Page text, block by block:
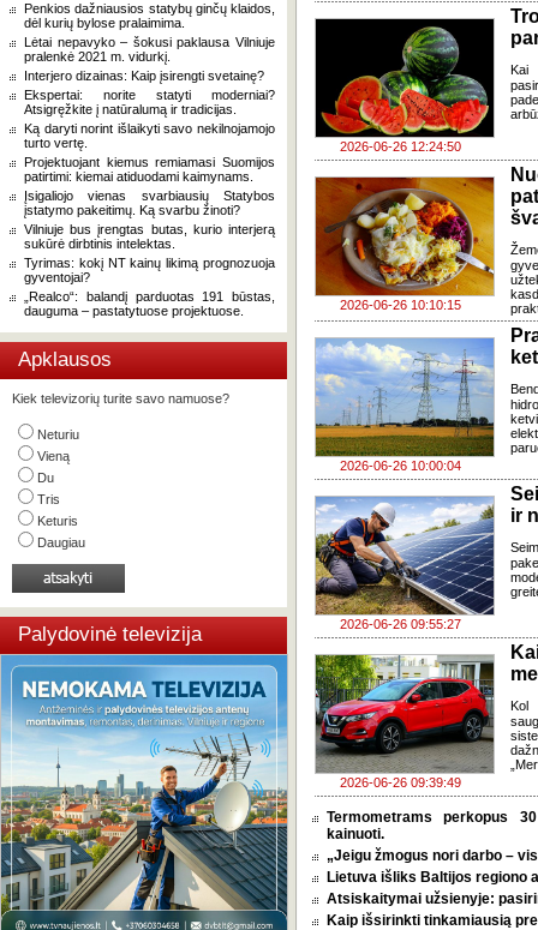
Penkios dažniausios statybų ginčų klaidos,
dėl kurių bylose pralaimima.
Lėtai nepavyko – šokusi paklausa Vilniuje
pralenkė 2021 m. vidurkį.
Interjero dizainas: Kaip įsirengti svetainę?
Ekspertai: norite statyti moderniai?
Atsigręžkite į natūralumą ir tradicijas.
Ką daryti norint išlaikyti savo nekilnojamojo
turto vertę.
Projektuojant kiemus remiamasi Suomijos
patirtimi: kiemai atiduodami kaimynams.
Įsigaliojo vienas svarbiausių Statybos
įstatymo pakeitimų. Ką svarbu žinoti?
Vilniuje bus įrengtas butas, kurio interjerą
sukūrė dirbtinis intelektas.
Tyrimas: kokį NT kainų likimą prognozuoja
gyventojai?
„Realco“: balandį parduotas 191 būstas,
dauguma – pastatytuose projektuose.
Apklausos
Kiek televizorių turite savo namuose?
Neturiu
Vieną
Du
Tris
Keturis
Daugiau
Palydovinė televizija
2026-06-26 12:24:50
Kai
2026-06-26 10:10:15
2026-06-26 10:00:04
2026-06-26 09:55:27
ir
2026-06-26 09:39:49
Kol
Termometrams perkopus
kainuoti.
„Jeigu žmogus nori darbo –
Lietuva išliks Baltijos regiono
Atsiskaitymai užsienyje:
Kaip išsirinkti tinkamiausią